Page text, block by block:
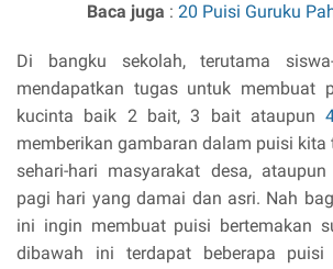
Baca juga : 20 Puisi Guruku
Di bangku sekolah, terutama
mendapatkan tugas untuk membuat
kucinta baik 2 bait, 3 bait ataupun
memberikan gambaran dalam puisi kita
sehari-hari masyarakat desa,
pagi hari yang damai dan asri. Nah
ini ingin membuat puisi bertemakan
dibawah ini terdapat beberapa